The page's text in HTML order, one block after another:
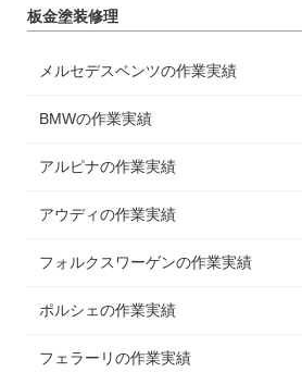
板金塗装修理
メルセデスベンツの作業実績
BMWの作業実績
アルピナの作業実績
アウディの作業実績
フォルクスワーゲンの作業実績
ポルシェの作業実績
フェラーリの作業実績